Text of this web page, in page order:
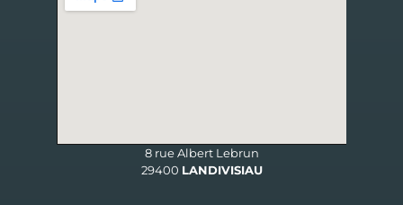
8 rue Albert Lebrun
29400 LANDIVISIAU